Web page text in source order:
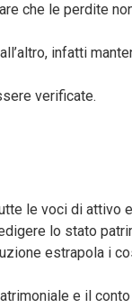
che le perdite
infatti
verificate.
le voci di attivo
lo stato
estrapola i
e il